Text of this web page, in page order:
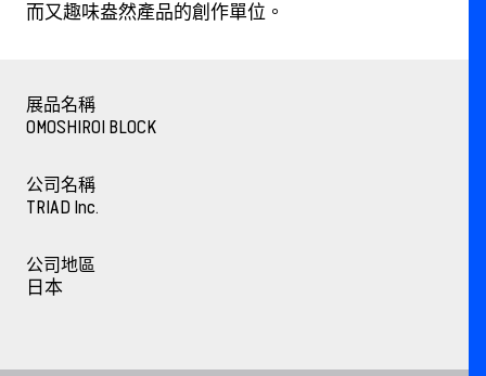
而又趣味盎然產品的創作單位。
展品名稱
OMOSHIROI BLOCK
公司名稱
TRIAD Inc.
公司地區
日本